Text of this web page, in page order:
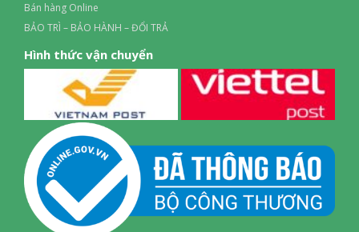
Bán hàng Online
BẢO TRÌ – BẢO HÀNH – ĐỔI TRẢ
Hình thức vận chuyển